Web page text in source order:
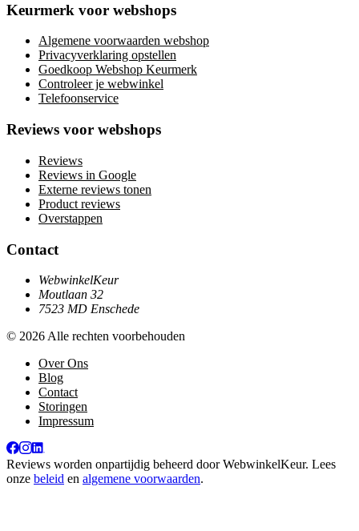
Keurmerk voor webshops
Algemene voorwaarden webshop
Privacyverklaring opstellen
Goedkoop Webshop Keurmerk
Controleer je webwinkel
Telefoonservice
Reviews voor webshops
Reviews
Reviews in Google
Externe reviews tonen
Product reviews
Overstappen
Contact
WebwinkelKeur
Moutlaan 32
7523 MD Enschede
© 2026 Alle rechten voorbehouden
Over Ons
Blog
Contact
Storingen
Impressum
Reviews worden onpartijdig beheerd doorWebwinkelKeur. Lees
onze beleid en algemene voorwaarden.